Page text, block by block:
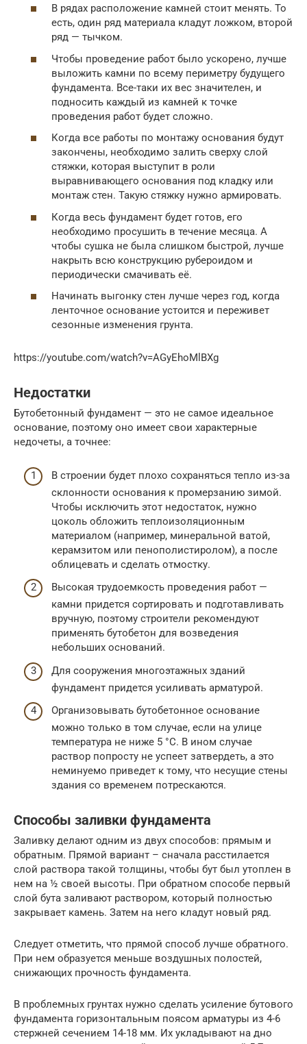
В рядах расположение камней стоит менять. То
есть, один ряд материала кладут ложком, второй
ряд — тычком.
Чтобы проведение работ было ускорено, лучше
выложить камни по всему периметру будущего
фундамента. Все-таки их вес значителен, и
подносить каждый из камней к точке
проведения работ будет сложно.
Когда все работы по монтажу основания будут
закончены, необходимо залить сверху слой
стяжки, которая выступит в роли
выравнивающего основания под кладку или
монтаж стен. Такую стяжку нужно армировать.
Когда весь фундамент будет готов, его
необходимо просушить в течение месяца. А
чтобы сушка не была слишком быстрой, лучше
накрыть всю конструкцию рубероидом и
периодически смачивать её.
Начинать выгонку стен лучше через год, когда
ленточное основание устоится и переживет
сезонные изменения грунта.
https://youtube.com/watch?v=AGyEhoMlBXg
Недостатки
Бутобетонный фундамент — это не самое идеальное
основание, поэтому оно имеет свои характерные
недочеты, а точнее:
В строении будет плохо сохраняться тепло из-за
склонности основания к промерзанию зимой.
Чтобы исключить этот недостаток, нужно
цоколь обложить теплоизоляционным
материалом (например, минеральной ватой,
керамзитом или пенополистиролом), а после
облицевать и сделать отмостку.
Высокая трудоемкость проведения работ —
камни придется сортировать и подготавливать
вручную, поэтому строители рекомендуют
применять бутобетон для возведения
небольших оснований.
Для сооружения многоэтажных зданий
фундамент придется усиливать арматурой.
Организовывать бутобетонное основание
можно только в том случае, если на улице
температура не ниже 5 °C. В ином случае
раствор попросту не успеет затвердеть, а это
неминуемо приведет к тому, что несущие стены
здания со временем потрескаются.
Способы заливки фундамента
Заливку делают одним из двух способов: прямым и
обратным. Прямой вариант – сначала расстилается
слой раствора такой толщины, чтобы бут был утоплен в
нем на ½ своей высоты. При обратном способе первый
слой бута заливают раствором, который полностью
закрывает камень. Затем на него кладут новый ряд.
Следует отметить, что прямой способ лучше обратного.
При нем образуется меньше воздушных полостей,
снижающих прочность фундамента.
В проблемных грунтах нужно сделать усиление бутового
фундамента горизонтальным поясом арматуры из 4-6
стержней сечением 14-18 мм. Их укладывают на дно